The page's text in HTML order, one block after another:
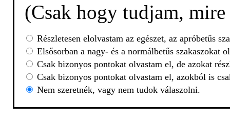
(Csak hogy tudjam,
Részletesen elolvastam az egészet, az apróbetűs
Elsősorban a nagy- és a normálbetűs szakaszokat
Csak bizonyos pontokat olvastam el, de azokat
Csak bizonyos pontokat olvastam el, azokból is
Nem szeretnék, vagy nem tudok válaszolni.